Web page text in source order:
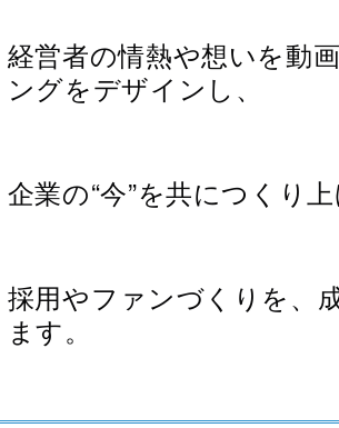
経営者の情熱や想いを動
ングをデザインし、
企業の“今”を共につくり
採用やファンづくりを、
ます。